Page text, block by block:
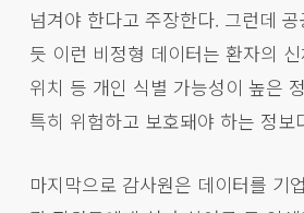
넘겨야 한다고 주장한다. 그런데
듯 이런 비정형 데이터는 환자의
위치 등 개인 식별 가능성이 높은
특히 위험하고 보호돼야 하는 정보
마지막으로 감사원은 데이터를 기